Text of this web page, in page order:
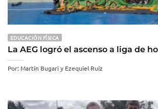
EDUCACIÓN FÍSICA
La AEG logró el ascenso a liga de
Por: Martín Bugari y Ezequiel Ruíz